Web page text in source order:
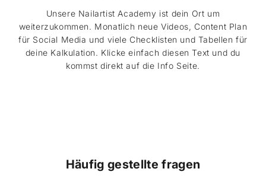
Unsere Nailartist Academy ist dein Ort um
weiterzukommen. Monatlich neue Videos, Content Plan
für Social Media und viele Checklisten und Tabellen für
deine Kalkulation. Klicke einfach diesen Text und du
kommst direkt auf die Info Seite.
Häufig gestellte fragen